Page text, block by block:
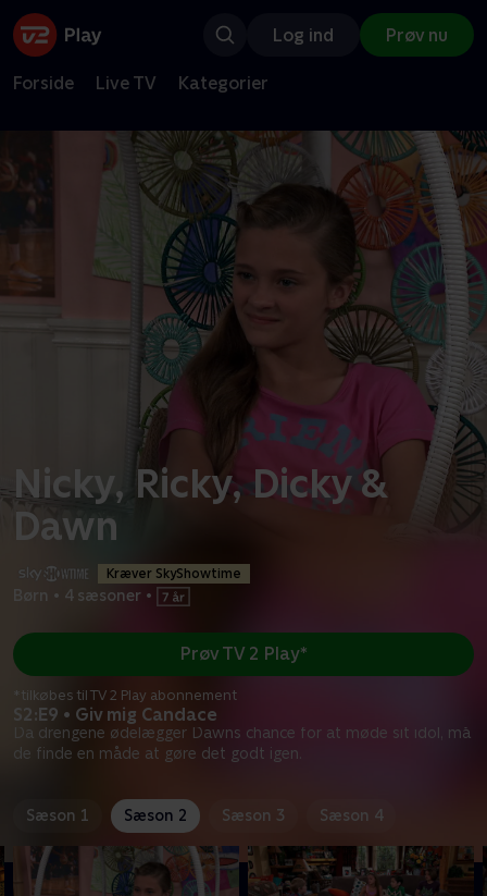
Log ind Prøv nu
Forside Live TV Kategorier
Nicky, Ricky, Dicky &
Dawn
Kræver SkyShowtime
Børn • 4 sæsoner •
S2:E9 • Giv mig Candace
Da drengene ødelægger Dawns chance for at møde sit idol, må
de finde en måde at gøre det godt igen.
Prøv TV 2 Play*
*tilkøbes til TV 2 Play abonnement
Sæson 1 Sæson 2 Sæson 3 Sæson 4